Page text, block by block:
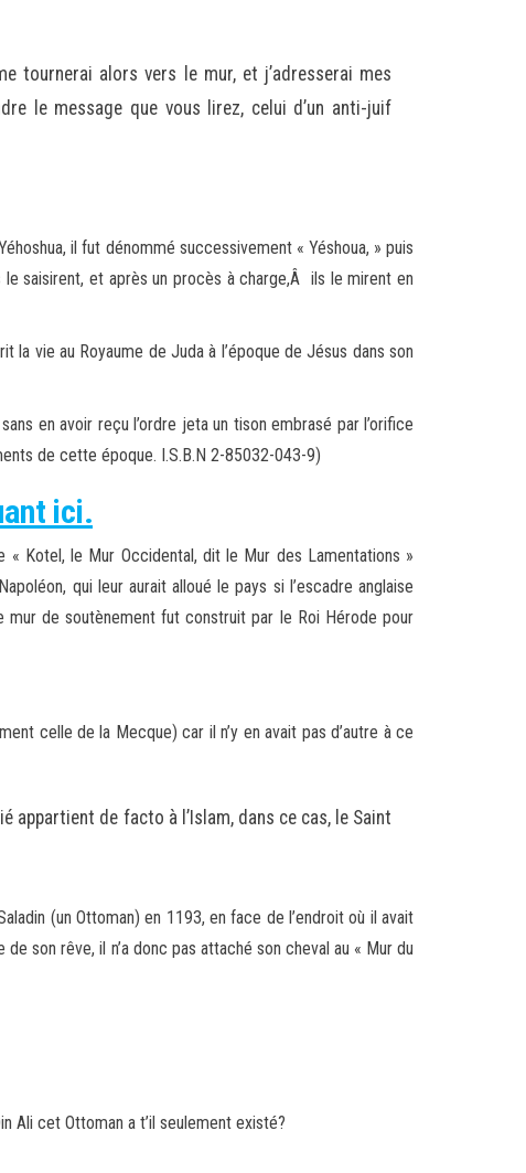
tournerai alors vers le mur, et j’adresserai mes
le message que vous lirez, celui d’un anti-juif
il fut dénommé successivement « Yéshoua, » puis
saisirent, et après un procès à charge,Â ils le mirent en
vie au Royaume de Juda à l’époque de Jésus dans son
en avoir reçu l’ordre jeta un tison embrasé par l’orifice
de cette époque. I.S.B.N 2-85032-043-9)
ici.
Kotel, le Mur Occidental, dit le Mur des Lamentations »
qui leur aurait alloué le pays si l’escadre anglaise
mur de soutènement fut construit par le Roi Hérode pour
celle de la Mecque) car il n’y en avait pas d’autre à ce
appartient de facto à l’Islam, dans ce cas, le Saint
(un Ottoman) en 1193, en face de l’endroit où il avait
son rêve, il n’a donc pas attaché son cheval au « Mur du
Ali cet Ottoman a t’il seulement existé?